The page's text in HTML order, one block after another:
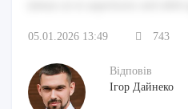
05.01.2026 13:49 743
Відповів
Ігор Дайнеко